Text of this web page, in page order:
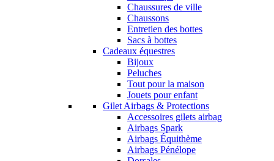
Chaussures de ville
Chaussons
Entretien des bottes
Sacs à bottes
Cadeaux équestres
Bijoux
Peluches
Tout pour la maison
Jouets pour enfant
Gilet Airbags & Protections
Accessoires gilets airbag
Airbags Spark
Airbags Équithème
Airbags Pénélope